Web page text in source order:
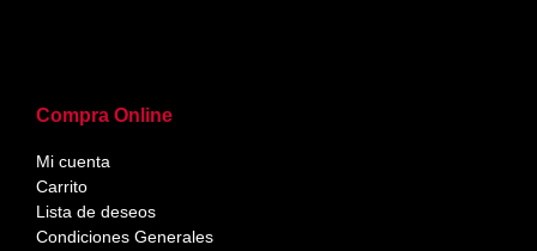
Compra Online
Mi cuenta
Carrito
Lista de deseos
Condiciones Generales